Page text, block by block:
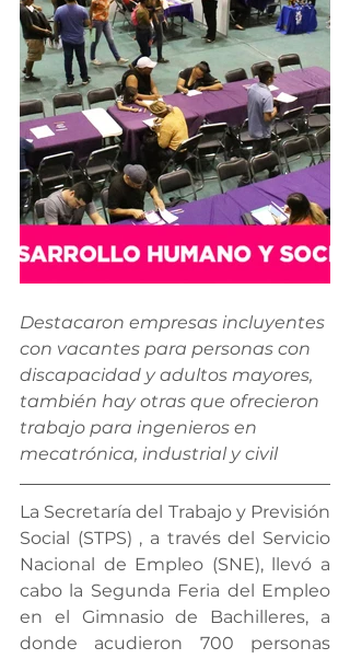
Destacaron empresas incluyentes
con vacantes para personas con
discapacidad y adultos mayores,
también hay otras que ofrecieron
trabajo para ingenieros en
mecatrónica, industrial y civil
La Secretaría del Trabajo y Previsión
Social (STPS) , a través del Servicio
Nacional de Empleo (SNE), llevó a
cabo la Segunda Feria del Empleo
en el Gimnasio de Bachilleres, a
donde acudieron 700 personas